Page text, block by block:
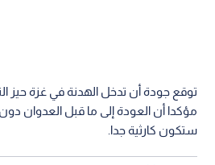
توقع جودة أن تدخل الهدنة في غزة حيز
مؤكدا أن العودة إلى ما قبل العدوان
ستكون كارثية جدا.